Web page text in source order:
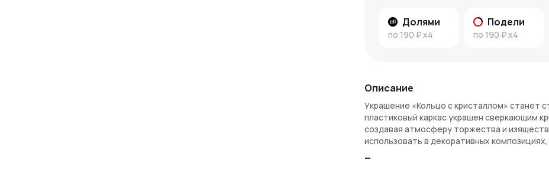
Долями
по 190 ₽x4
Подели
по 190 ₽x4
Описание
Украшение «Кольцо с кристаллом» станет
пластиковый каркас украшен сверкающим
создавая атмосферу торжества и
использовать в декоративных
Преимущества: